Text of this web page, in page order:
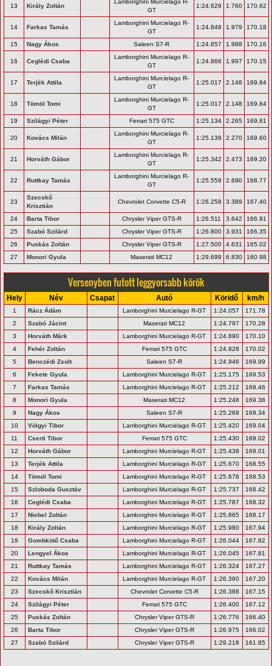
13 Király Zoltán
Lamborghini Murcielago R-
GT
1:24.629 1.760 170.62
14 Farkas Tamás
Lamborghini Murcielago R-
GT
1:24.848 1.979 170.18
15 Nagy Ákos Saleen S7-R 1:24.857 1.988 170.16
16 Ceglédi Csaba
Lamborghini Murcielago R-
GT
1:24.866 1.997 170.15
17 Terjék Attila
Lamborghini Murcielago R-
GT
1:25.017 2.148 169.84
18 Tömöl Tomi
Lamborghini Murcielago R-
GT
1:25.017 2.148 169.84
19 Szilágyi Péter Ferrari 575 GTC 1:25.134 2.265 169.61
20 Kovács Milán
Lamborghini Murcielago R-
GT
1:25.139 2.270 169.60
21 Horváth Gábor
Lamborghini Murcielago R-
GT
1:25.342 2.473 169.20
22 Ruttkay Tamás
Lamborghini Murcielago R-
GT
1:25.559 2.690 168.77
23
Szecskő
Krisztián
Chevrolet Corvette C5-R 1:26.258 3.389 167.40
24 Barta Tibor Chrysler Viper GTS-R 1:26.511 3.642
166.91
25
Szabó Szilárd Chrysler Viper GTS-R 1:26.800 3.931
166.35
26
Puskás Zoltán Chrysler Viper GTS-R 1:27.500 4.631
165.02
27
Monori Gyula Maserati MC12 1:29.699 6.830 160.98
Versenyben futott leggyorsabb körök
Hely Név Csapat Autó Köridő km/h
1 Rácz Ádám Lamborghini Murcielago R-GT 1:24.057
171.78
2
Szabó Jácint Maserati MC12 1:24.797
170.28
3
Horváth Márk Lamborghini Murcielago R-GT 1:24.890
170.10
4
Fehér Zoltán Ferrari 575 GTC 1:24.928
170.02
5
Benczédi Zsolt Saleen S7-R 1:24.946
169.99
6
Fekete Gyula Lamborghini Murcielago R-GT 1:25.175
169.53
7
Farkas Tamás Lamborghini Murcielago R-GT 1:25.212
169.46
8
Monori Gyula Maserati MC12 1:25.248
169.38
9
Nagy Ákos Saleen S7-R 1:25.269
169.34
10
Völgyi Tibor Lamborghini Murcielago R-GT 1:25.420
169.04
11
Cserti Tibor Ferrari 575 GTC 1:25.430
169.02
12
Horváth Gábor Lamborghini Murcielago R-GT 1:25.438
169.01
13
Terjék Attila Lamborghini Murcielago R-GT 1:25.670
168.55
14
Tömöl Tomi Lamborghini Murcielago R-GT 1:25.678
168.53
15
Szloboda Gusztáv Lamborghini Murcielago R-GT 1:25.737
168.42
16
Ceglédi Csaba Lamborghini Murcielago R-GT 1:25.787
168.32
17
Niebel Zoltán Lamborghini Murcielago R-GT 1:25.865
168.17
18
Király Zoltán Lamborghini Murcielago R-GT 1:25.980
167.94
19
Gombkötő Csaba Lamborghini Murcielago R-GT 1:26.044
167.82
20
Lengyel Ákos Lamborghini Murcielago R-GT 1:26.045
167.81
21
Ruttkay Tamás Lamborghini Murcielago R-GT 1:26.324
167.27
22
Kovács Milán Lamborghini Murcielago R-GT 1:26.360
167.20
23
Szecskő Krisztián Chevrolet Corvette C5-R 1:26.388
167.15
24
Szilágyi Péter Ferrari 575 GTC 1:26.400
167.12
25
Puskás Zoltán Chrysler Viper GTS-R 1:26.776
166.40
26
Barta Tibor Chrysler Viper GTS-R 1:26.975
166.02
27
Szabó Szilárd Chrysler Viper GTS-R 1:29.218 161.85